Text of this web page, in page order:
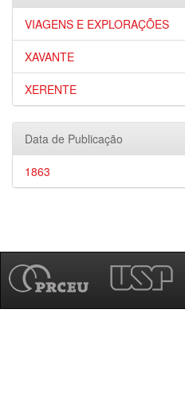
VIAGENS E EXPLORAÇÕES
XAVANTE
XERENTE
Data de Publicação
1863